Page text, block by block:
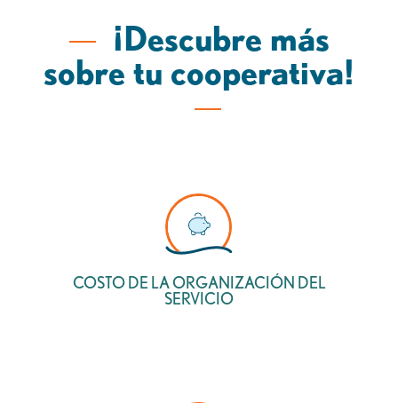
¡Descubre más
sobre tu cooperativa!
COSTO DE LA ORGANIZACIÓN DEL
SERVICIO